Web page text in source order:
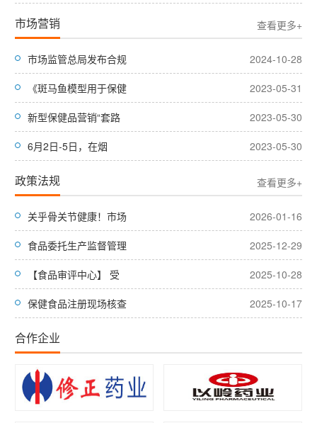
市场营销 查看更多+
市场监管总局发布合规 2024-10-28
《斑马鱼模型用于保健 2023-05-31
新型保健品营销“套路 2023-05-30
6月2日-5日，在烟 2023-05-30
政策法规 查看更多+
关乎骨关节健康！市场 2026-01-16
食品委托生产监督管理 2025-12-29
【食品审评中心】 受 2025-10-28
保健食品注册现场核查 2025-10-17
合作企业